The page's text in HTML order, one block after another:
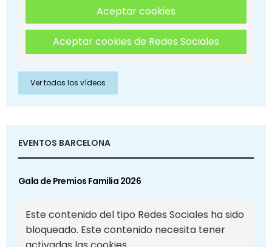
Aceptar cookies
Aceptar cookies de Redes Sociales
Ver todos los vídeos
EVENTOS BARCELONA
Gala de Premios Familia 2026
Este contenido del tipo Redes Sociales ha sido
bloqueado. Este contenido necesita tener